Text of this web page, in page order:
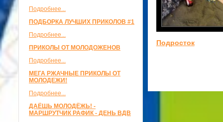
Подробнее...
ПОДБОРКА ЛУЧШИХ ПРИКОЛОВ #1
Подробнее...
ПРИКОЛЫ ОТ МОЛОДОЖЕНОВ
Подробнее...
МЕГА РЖАЧНЫЕ ПРИКОЛЫ ОТ
МОЛОДЕЖИ!
Подробнее...
ДАЁШЬ МОЛОДЁЖЬ! -
МАРШРУТЧИК РАФИК - ДЕНЬ ВДВ
Подросток